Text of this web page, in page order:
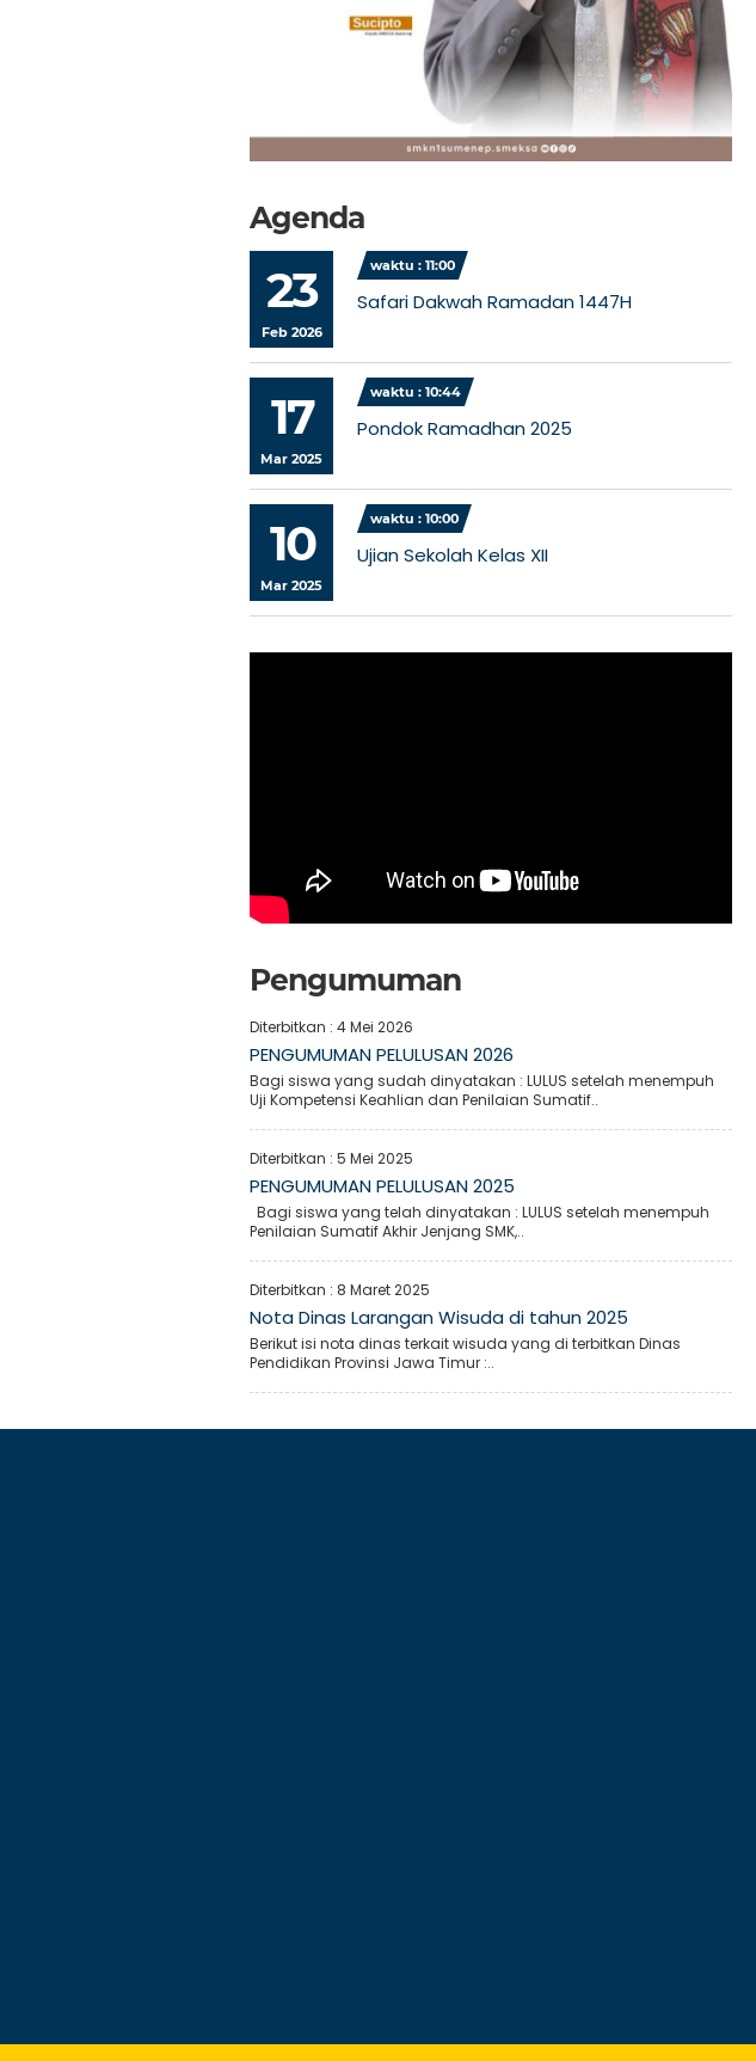
Agenda
23
Feb 2026
waktu : 11:00
Safari Dakwah Ramadan 1447H
17
Mar 2025
waktu : 10:44
Pondok Ramadhan 2025
10
Mar 2025
waktu : 10:00
Ujian Sekolah Kelas XII
Pengumuman
Diterbitkan :4 Mei 2026
PENGUMUMAN PELULUSAN 2026
Bagi siswa yang sudah dinyatakan : LULUS setelah menempuh
Uji Kompetensi Keahlian dan Penilaian Sumatif..
Diterbitkan :5 Mei 2025
PENGUMUMAN PELULUSAN 2025
Bagi siswa yang telah dinyatakan : LULUS setelah menempuh
Penilaian Sumatif Akhir Jenjang SMK,..
Diterbitkan : 8 Maret 2025
Nota Dinas Larangan Wisuda di tahun 2025
Berikut isi nota dinas terkait wisuda yang di terbitkan Dinas
Pendidikan Provinsi Jawa Timur :..